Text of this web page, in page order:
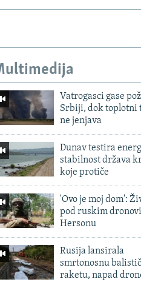
Vatrogasci gase
Srbiji, dok toplotni
ne jenjava
Dunav testira
stabilnost država
koje protiče
'Ovo je moj dom':
pod ruskim
Hersonu
Rusija lansirala
smrtonosnu
raketu, napad